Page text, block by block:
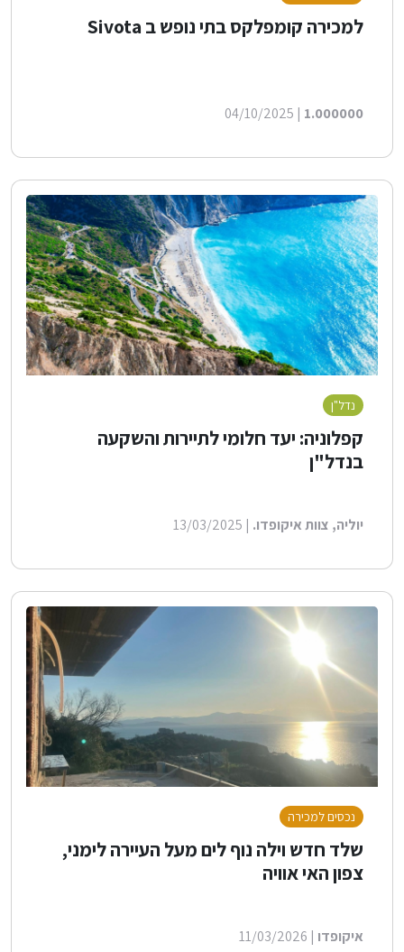
למכירה קומפלקס בתי נופש ב Sivota
1.000000
| 04/10/2025
נדל"ן
קפלוניה: יעד חלומי לתיירות והשקעה
בנדל"ן
יוליה, צוות איקופדו. | 13/03/2025
נכסים למכירה
שלד חדש וילה נוף לים מעל העיירה לימני,
צפון האי אוויה
איקופדו | 11/03/2026